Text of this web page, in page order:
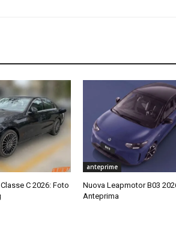
C 2026: Foto
anteprime
Nuova Leapmotor B03
Anteprima